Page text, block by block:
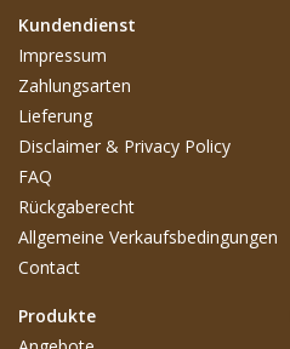
Kundendienst
Impressum
Zahlungsarten
Lieferung
Disclaimer & Privacy Policy
FAQ
Rückgaberecht
Allgemeine Verkaufsbedingungen
Contact
Produkte